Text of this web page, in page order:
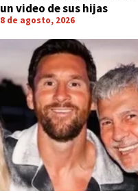
un video de sus hijas
8 de agosto, 2026